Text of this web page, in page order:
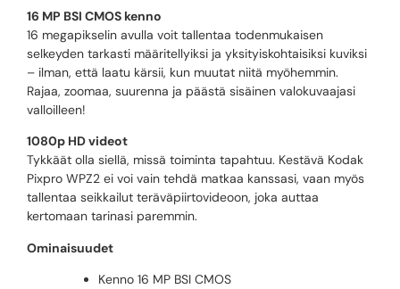
16 MP BSI CMOS kenno
16 megapikselin avulla voit tallentaa todenmukaisen
selkeyden tarkasti määritellyiksi ja yksityiskohtaisiksi kuviksi
– ilman, että laatu kärsii, kun muutat niitä myöhemmin.
Rajaa, zoomaa, suurenna ja päästä sisäinen valokuvaajasi
valloilleen!
1080p HD videot
Tykkäät olla siellä, missä toiminta tapahtuu. Kestävä Kodak
Pixpro WPZ2 ei voi vain tehdä matkaa kanssasi, vaan myös
tallentaa seikkailut teräväpiirtovideoon, joka auttaa
kertomaan tarinasi paremmin.
Ominaisuudet
Kenno 16 MP BSI CMOS